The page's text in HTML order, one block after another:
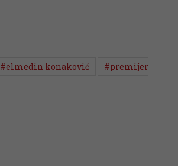
#elmedin konaković
#premijer